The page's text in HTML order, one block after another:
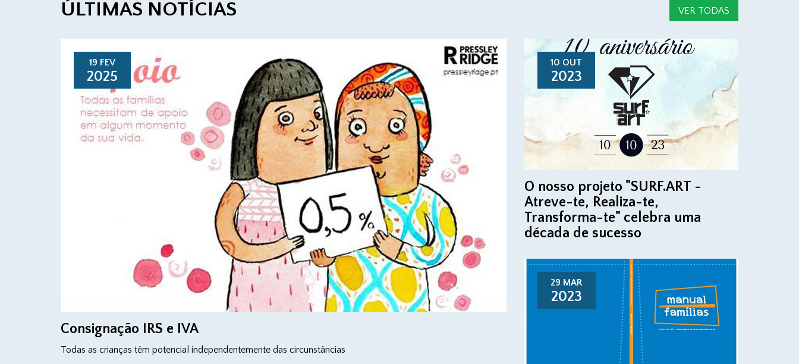
ÚLTIMAS NOTÍCIAS VER TODAS
19 FEV
2025
Consignação IRS e IVA
Todas as crianças têm potencial independentemente das circunstâncias
10 OUT
2023
O nosso projeto "SURF.ART -
Atreve-te, Realiza-te,
Transforma-te" celebra uma
década de sucesso
29 MAR
2023